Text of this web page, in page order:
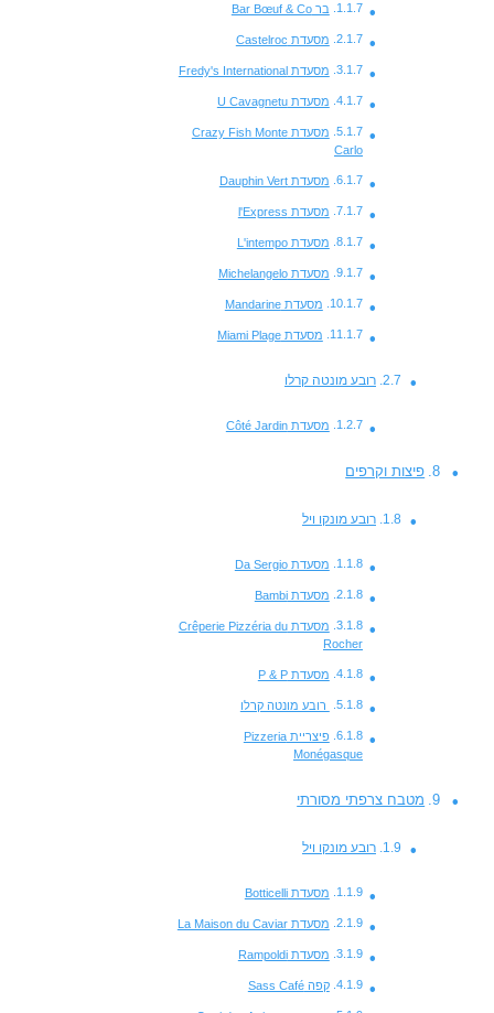
בר Bar Bœuf & Co
מסעדת Castelroc
מסעדת Fredy's International
מסעדת U Cavagnetu
מסעדת Crazy Fish Monte
Carlo
מסעדת Dauphin Vert
מסעדת l'Express
מסעדת L'intempo
מסעדת Michelangelo
מסעדת Mandarine
מסעדת Miami Plage
רובע מונטה קרלו
מסעדת Côté Jardin
פיצות וקרפים
רובע מונקו ויל
מסעדת Da Sergio
מסעדת Bambi
מסעדת Crêperie Pizzéria du
Rocher
מסעדת P & P
רובע מונטה קרלו
פיצריית Pizzeria
Monégasque
מטבח צרפתי מסורתי
רובע מונקו ויל
מסעדת Botticelli
מסעדת La Maison du Caviar
מסעדת Rampoldi
קפה Sass Café